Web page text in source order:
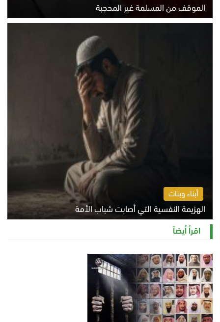
الموقف من المسلمة غير المحجبة
الخميس 6 أغسطس 2026 10:45 ص
أبناء وبنات
الهزيمة النفسية التي أصابت شباب الأمة
الخميس 6 أغسطس 2026 11:12 ص
اقرأ أيضاً